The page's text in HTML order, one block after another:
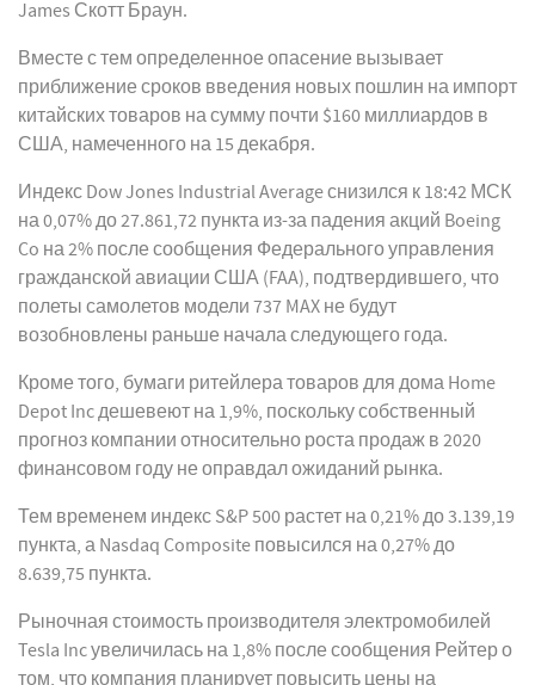
James Скотт Браун.
Вместе с тем определенное опасение вызывает
приближение сроков введения новых пошлин на импорт
китайских товаров на сумму почти $160 миллиардов в
США, намеченного на 15 декабря.
Индекс Dow Jones Industrial Average снизился к 18:42 МСК
на 0,07% до 27.861,72 пункта из-за падения акций Boeing
Co на 2% после сообщения Федерального управления
гражданской авиации США (FAA), подтвердившего, что
полеты самолетов модели 737 MAX не будут
возобновлены раньше начала следующего года.
Кроме того, бумаги ритейлера товаров для дома Home
Depot Inc дешевеют на 1,9%, поскольку собственный
прогноз компании относительно роста продаж в 2020
финансовом году не оправдал ожиданий рынка.
Тем временем индекс S&P 500 растет на 0,21% до 3.139,19
пункта, а Nasdaq Composite повысился на 0,27% до
8.639,75 пункта.
Рыночная стоимость производителя электромобилей
Tesla Inc увеличилась на 1,8% после сообщения Рейтер о
том, что компания планирует повысить цены на